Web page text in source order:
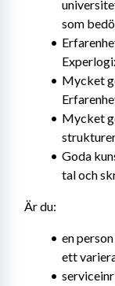
som
Mycket
Mycket
Goda
tal och
Är du:
en
ett